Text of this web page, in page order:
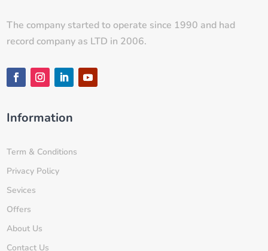
The company started to operate since 1990 and had
record company as LTD in 2006.
Information
Term & Conditions
Privacy Policy
Sevices
Offers
About Us
Contact Us